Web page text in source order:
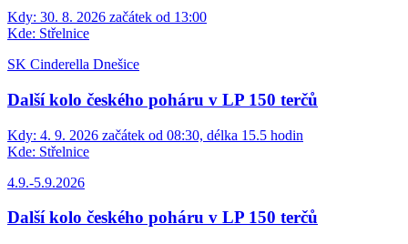
Kdy: 30. 8. 2026 začátek od 13:00
Kde: Střelnice
SK Cinderella Dnešice
Další kolo českého poháru v LP 150 terčů
Kdy: 4. 9. 2026 začátek od 08:30, délka 15.5 hodin
Kde: Střelnice
4.9.-5.9.2026
Další kolo českého poháru v LP 150 terčů